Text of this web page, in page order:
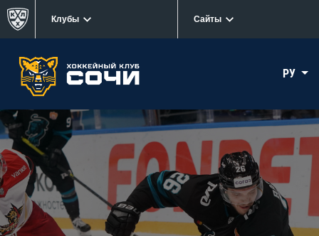
Клубы Сайты
РУ